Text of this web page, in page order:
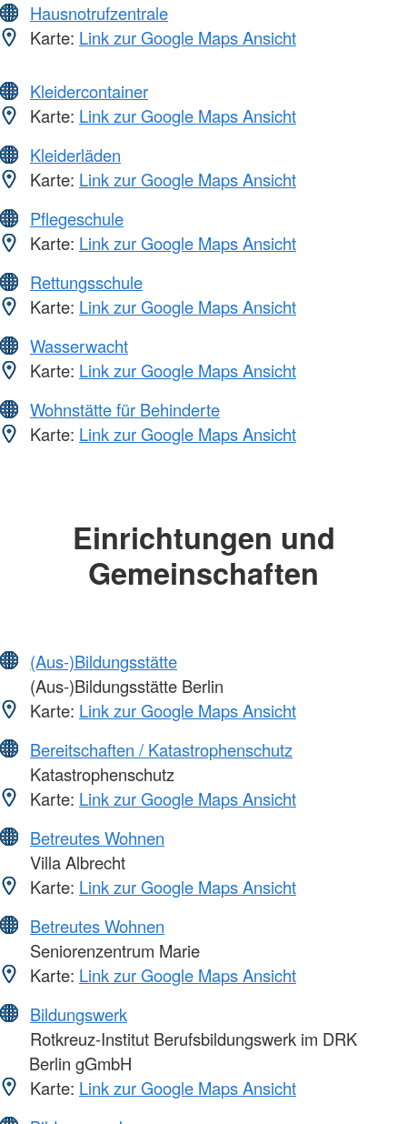
Hausnotrufzentrale
Karte: Link zur Google Maps Ansicht
Kleidercontainer
Karte: Link zur Google Maps Ansicht
Kleiderläden
Karte: Link zur Google Maps Ansicht
Pflegeschule
Karte: Link zur Google Maps Ansicht
Rettungsschule
Karte: Link zur Google Maps Ansicht
Wasserwacht
Karte: Link zur Google Maps Ansicht
Wohnstätte für Behinderte
Karte: Link zur Google Maps Ansicht
Einrichtungen und
Gemeinschaften
(Aus-)Bildungsstätte
(Aus-)Bildungsstätte Berlin
Karte: Link zur Google Maps Ansicht
Bereitschaften / Katastrophenschutz
Katastrophenschutz
Karte: Link zur Google Maps Ansicht
Betreutes Wohnen
Villa Albrecht
Karte: Link zur Google Maps Ansicht
Betreutes Wohnen
Seniorenzentrum Marie
Karte: Link zur Google Maps Ansicht
Bildungswerk
Rotkreuz-Institut Berufsbildungswerk im DRK
Berlin gGmbH
Karte: Link zur Google Maps Ansicht